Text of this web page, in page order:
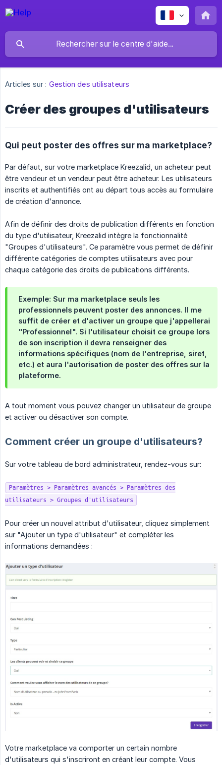
Articles sur : Gestion des utilisateurs
Créer des groupes d'utilisateurs
Qui peut poster des offres sur ma marketplace?
Par défaut, sur votre marketplace Kreezalid, un acheteur peut
être vendeur et un vendeur peut être acheteur. Les utilisateurs
inscrits et authentifiés ont au départ tous accès au formulaire
de création d'annonce.
Afin de définir des droits de publication différents en fonction
du type d'utilisateur, Kreezalid intègre la fonctionnalité
"Groupes d'utilisateurs". Ce paramètre vous permet de définir
différente catégories de comptes utilisateurs avec pour
chaque catégorie des droits de publications différents.
Exemple: Sur ma marketplace seuls les
professionnels peuvent poster des annonces. Il me
suffit de créer et d'activer un groupe que j'appellerai
"Professionnel". Si l'utilisateur choisit ce groupe lors
de son inscription il devra renseigner des
informations spécifiques (nom de l'entreprise, siret,
etc.) et aura l'autorisation de poster des offres sur la
plateforme.
A tout moment vous pouvez changer un utilisateur de groupe
et activer ou désactiver son compte.
Comment créer un groupe d'utilisateurs?
Sur votre tableau de bord administrateur, rendez-vous sur:
Paramètres > Paramètres avancés > Paramètres des
utilisateurs > Groupes d'utilisateurs
Pour créer un nouvel attribut d'utilisateur, cliquez simplement
sur "Ajouter un type d'utilisateur" et compléter les
informations demandées :
Votre marketplace va comporter un certain nombre
d'utilisateurs qui s'inscriront en créant leur compte. Vous